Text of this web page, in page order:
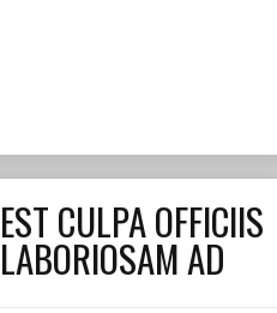
EST CULPA OFFICIIS
LABORIOSAM AD